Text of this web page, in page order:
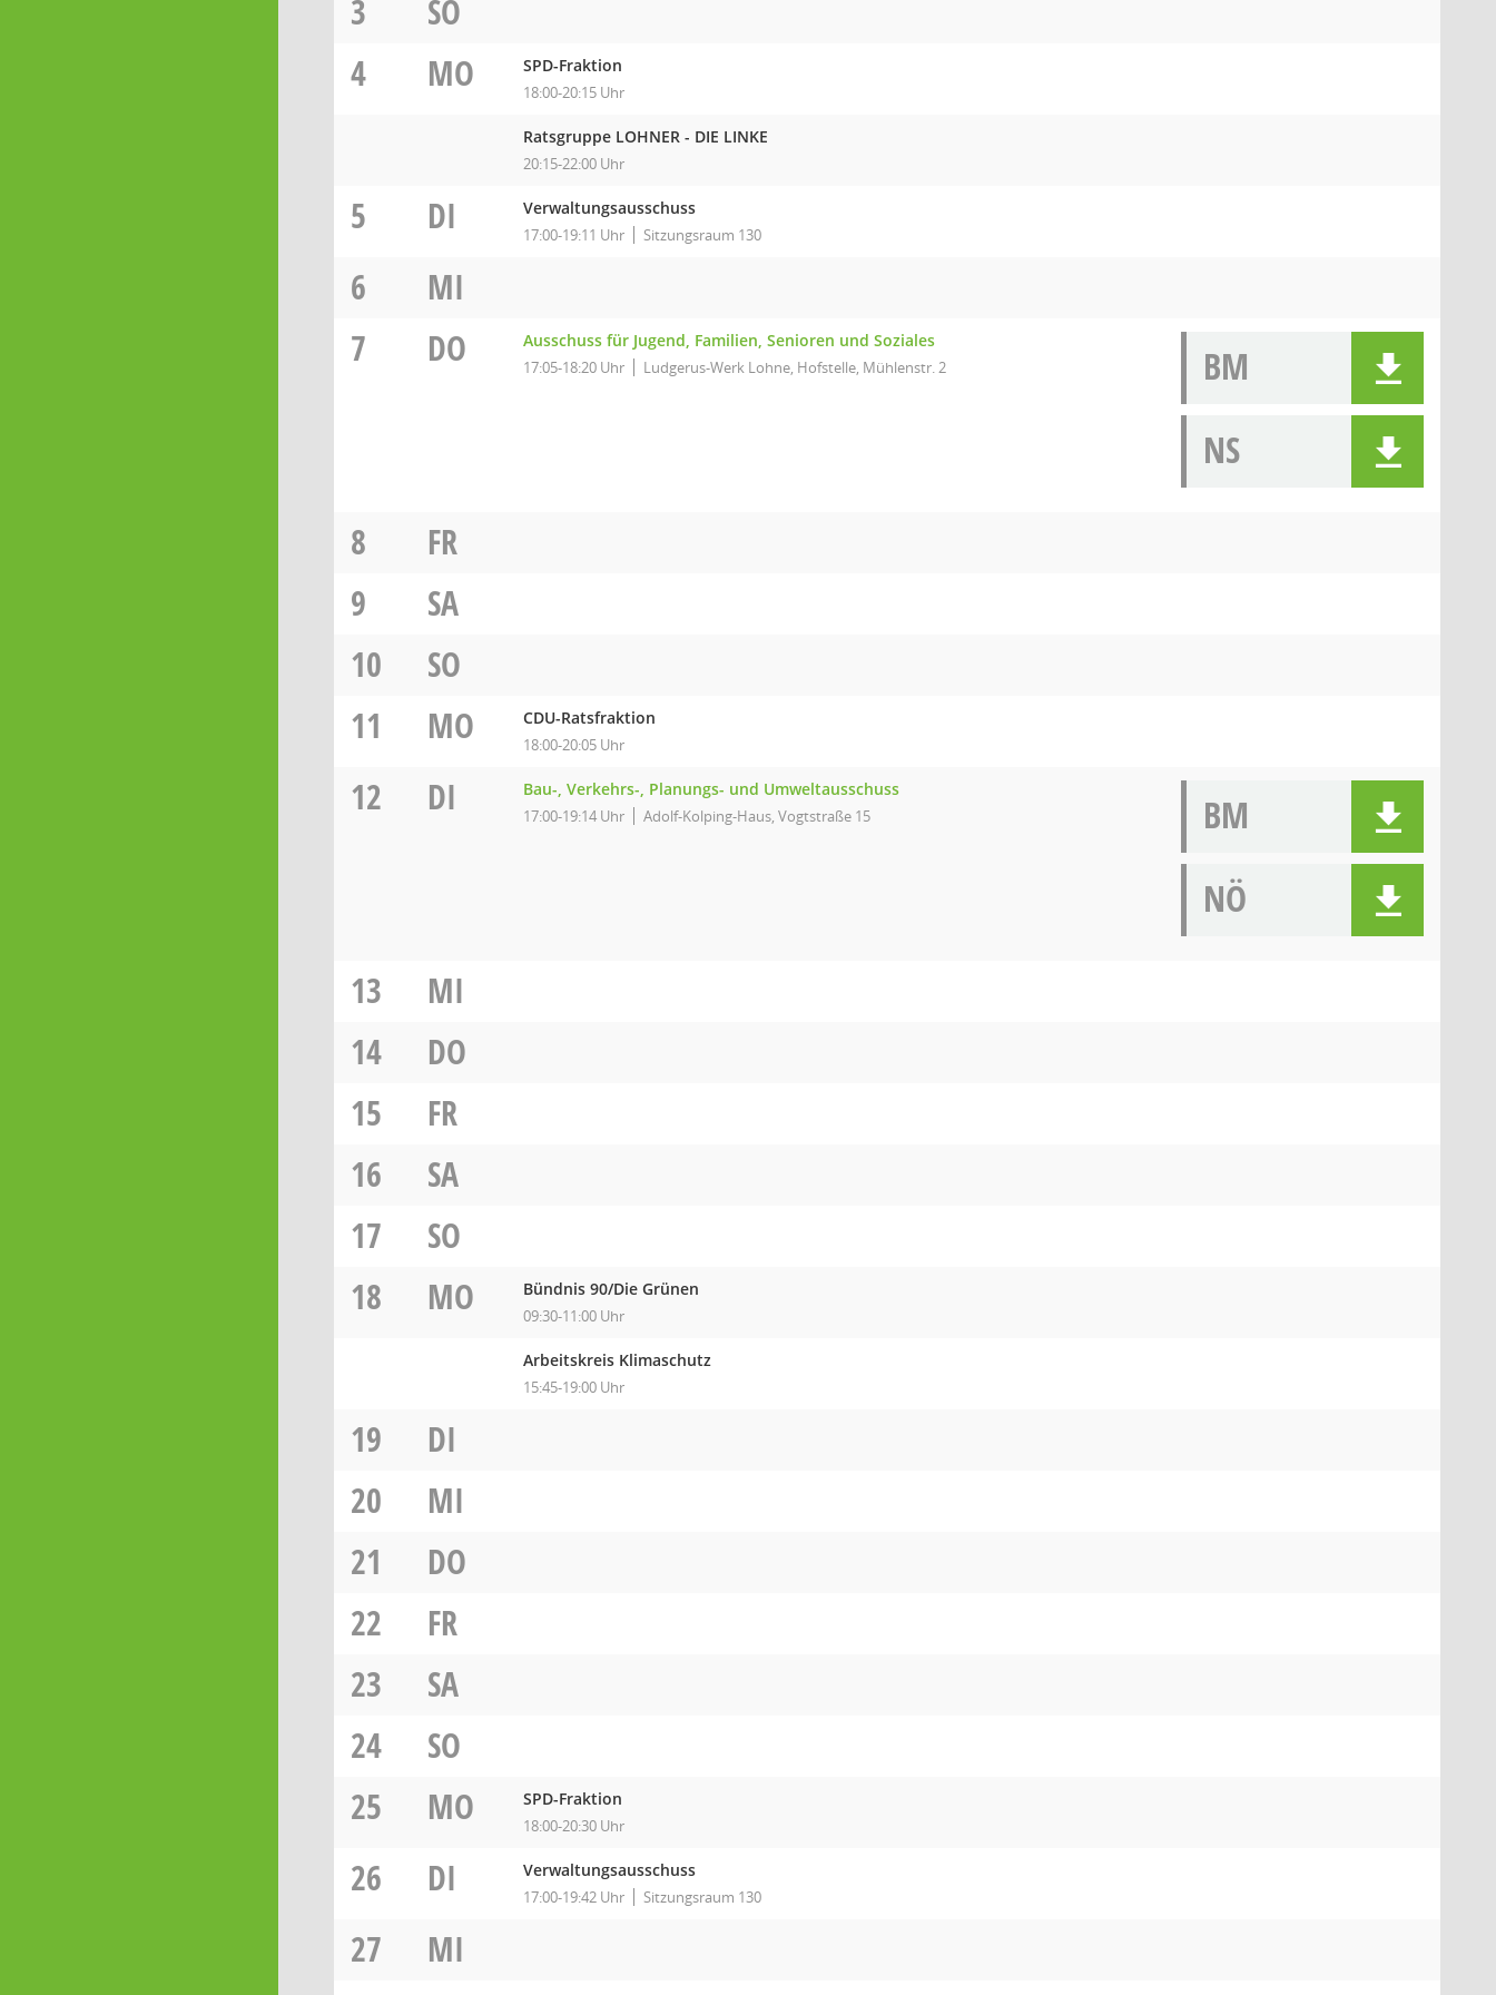
3
SO
4
MO SPD-Fraktion
18:00-20:15 Uhr
Ratsgruppe LOHNER - DIE LINKE
20:15-22:00 Uhr
5 DI Verwaltungsausschuss
17:00-19:11 Uhr Sitzungsraum 130
6
MI
7
DO Ausschuss für Jugend, Familien, Senioren und Soziales
17:05-18:20 Uhr Ludgerus-Werk Lohne, Hofstelle, Mühlenstr. 2
BM
NS
8
FR
9
SA
10
SO
11
MO CDU-Ratsfraktion
18:00-20:05 Uhr
12 DI Bau-, Verkehrs-, Planungs- und Umweltausschuss
17:00-19:14 Uhr Adolf-Kolping-Haus, Vogtstraße 15
BM
NÖ
13
MI
14
DO
15
FR
16
SA
17
SO
18
MO Bündnis 90/Die Grünen
09:30-11:00 Uhr
Arbeitskreis Klimaschutz
15:45-19:00 Uhr
19
DI
20
MI
21
DO
22
FR
23
SA
24
SO
25
MO SPD-Fraktion
18:00-20:30 Uhr
26 DI Verwaltungsausschuss
17:00-19:42 Uhr Sitzungsraum 130
27
MI